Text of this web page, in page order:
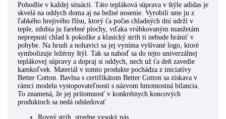
Pohodlie v každej situácii. Táto tepláková súprava v štýle adidas je
skvelá na oddych doma aj na bežné nosenie. Vyrobili sme ju z
ľahkého hrejivého flísu, ktorý ťa počas chladných dní udrží v
teple, zdobia ju farebné plochy, vďaka vrúbkovaným manžetám
neprepustí chlad k pokožke a klasický strih ti nebude brániť v
pohybe. Na hrudi a nohavici sa jej vyníma vyšívané logo, ktoré
symbolizuje ležérny štýl. Tak sa nahoď sa do tejto univerzálnej
teplákovej súpravy a dopraj si oddych, nech už ťa deň zavedie
kamkoľvek. Materiál v tomto produkte pochádza z iniciatívy
Better Cotton. Bavlna s certifikátom Better Cotton sa získava v
rámci modelu vystopovateľnosti s názvom hmotnostná bilancia.
To znamená, že jej prítomnosť v konkrétnych koncových
produktoch sa nedá odsledovať
Rovný strih, stredne vysoký pás